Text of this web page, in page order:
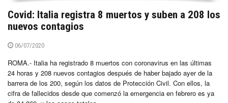
Covid: Italia registra 8 muertos y suben a 208 los
nuevos contagios
06/07/2020
ROMA.- Italia ha registrado 8 muertos con coronavirus en las últimas
24 horas y 208 nuevos contagios después de haber bajado ayer de la
barrera de los 200, según los datos de Protección Civil. Con ellos, la
cifra de fallecidos desde que comenzó la emergencia en febrero es ya